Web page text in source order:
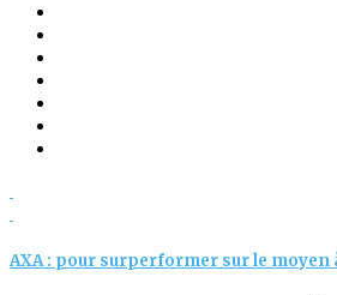
AXA : pour surperformer sur le moyen